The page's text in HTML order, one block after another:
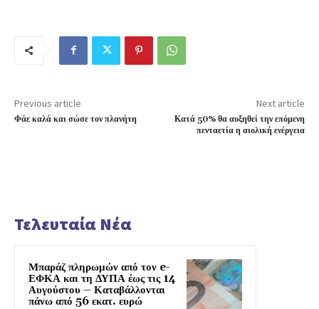
Previous article
Φάε καλά και σώσε τον πλανήτη
Next article
Κατά 50% θα αυξηθεί την επόμενη
πενταετία η αιολική ενέργεια
Τελευταία Νέα
Μπαράζ πληρωμών από τον e-
ΕΦΚΑ και τη ΔΥΠΑ έως τις 14
Αυγούστου – Καταβάλλονται
πάνω από 56 εκατ. ευρώ